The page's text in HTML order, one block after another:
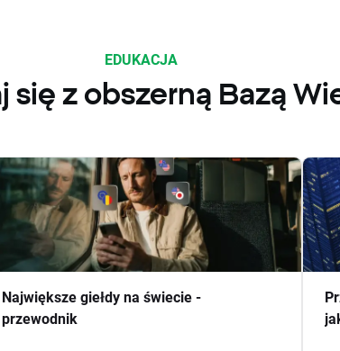
EDUKACJA
się z obszerną Bazą
Największe giełdy na świecie -
przewodnik